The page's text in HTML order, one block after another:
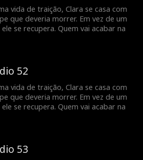
vida de traição, Clara se casa com
que deveria morrer. Em vez de um
se recupera. Quem vai acabar na
52
vida de traição, Clara se casa com
que deveria morrer. Em vez de um
se recupera. Quem vai acabar na
53